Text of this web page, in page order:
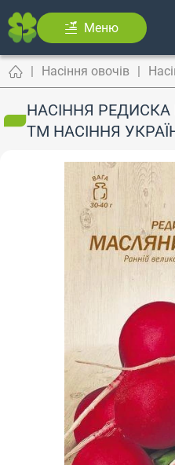
Меню
Насіння овочів
НАСІННЯ РЕДИСКА
ТМ НАСІННЯ